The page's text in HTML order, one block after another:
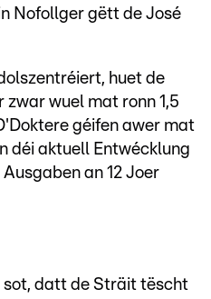
Nofollger gëtt de José
huet de
wuel mat ronn 1,5
géifen awer mat
déi aktuell Entwécklung
an 12 Joer
sot, datt de Sträit tëscht